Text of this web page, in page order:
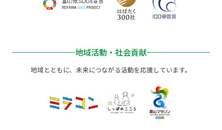
地域活動・社会貢献
地域とともに、未来につながる活動を応援しています。